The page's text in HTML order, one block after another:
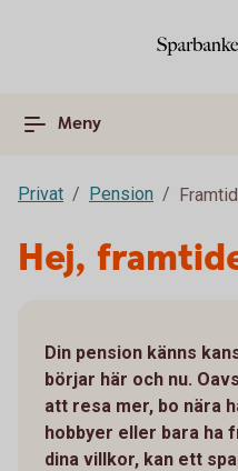
Meny
Privat Pension
Hej,
Din pension känns
börjar här och nu.
att resa mer, bo nära
hobbyer eller bara ha
dina villkor, kan ett